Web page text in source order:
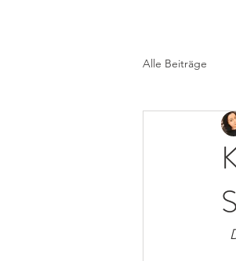
Alle Beiträge